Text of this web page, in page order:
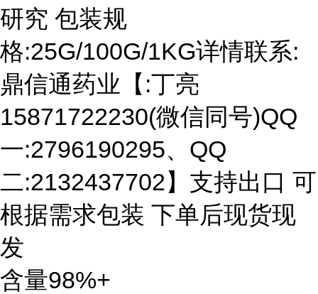
研究 包装规
格:25G/100G/1KG详情联系:
鼎信通药业【:丁亮
15871722230(微信同号)QQ
一:2796190295、QQ
二:2132437702】支持出口 可
根据需求包装 下单后现货现
发
含量98%+